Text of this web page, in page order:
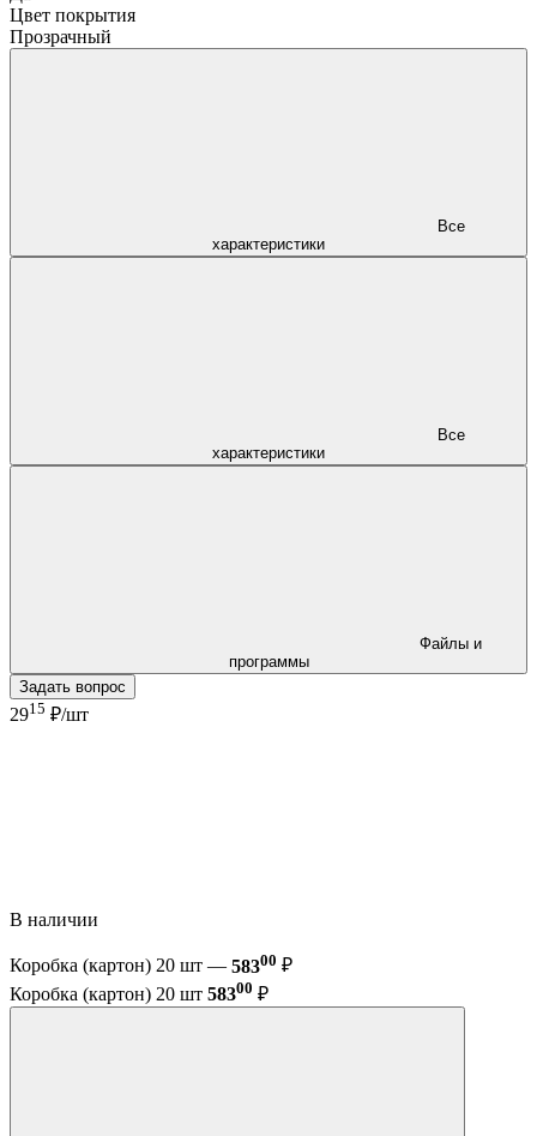
Цвет покрытия
Прозрачный
характеристики
характеристики
программы
Задать вопрос
2915 ₽/шт
В наличии
Коробка (картон) 20 шт — 58300 ₽
Коробка (картон) 20 шт 58300 ₽